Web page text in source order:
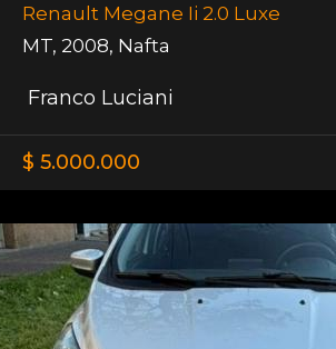
Renault Megane Ii 2.0 Luxe
MT, 2008, Nafta
Franco Luciani
$ 5.000.000